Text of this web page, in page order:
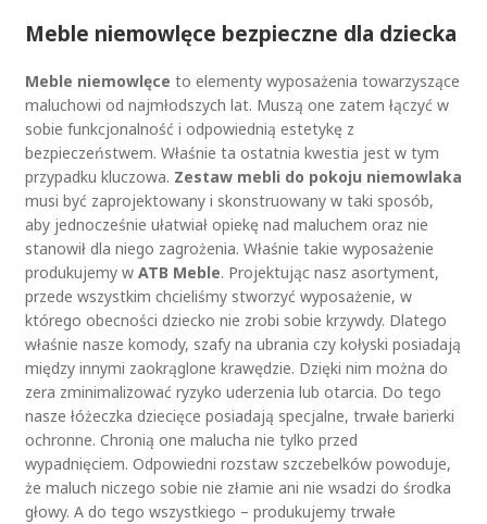
Meble niemowlęce bezpieczne dla dziecka
Meble niemowlęce to elementy wyposażenia towarzyszące
maluchowi od najmłodszych lat. Muszą one zatem łączyć w
sobie funkcjonalność i odpowiednią estetykę z
bezpieczeństwem. Właśnie ta ostatnia kwestia jest w tym
przypadku kluczowa. Zestaw mebli do pokoju niemowlaka
musi być zaprojektowany i skonstruowany w taki sposób,
aby jednocześnie ułatwiał opiekę nad maluchem oraz nie
stanowił dla niego zagrożenia. Właśnie takie wyposażenie
produkujemy w ATB Meble. Projektując nasz asortyment,
przede wszystkim chcieliśmy stworzyć wyposażenie, w
którego obecności dziecko nie zrobi sobie krzywdy. Dlatego
właśnie nasze komody, szafy na ubrania czy kołyski posiadają
między innymi zaokrąglone krawędzie. Dzięki nim można do
zera zminimalizować ryzyko uderzenia lub otarcia. Do tego
nasze łóżeczka dziecięce posiadają specjalne, trwałe barierki
ochronne. Chronią one malucha nie tylko przed
wypadnięciem. Odpowiedni rozstaw szczebelków powoduje,
że maluch niczego sobie nie złamie ani nie wsadzi do środka
głowy. A do tego wszystkiego – produkujemy trwałe